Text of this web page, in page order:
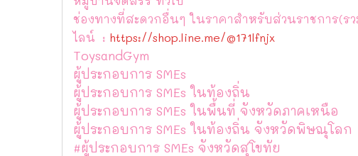
ช่องทางที่สะดวกอื่นๆ ในราคาสำหรับส่วนราชการ(ร
ไลน์ : https://shop.line.me/@171lfnjx
ToysandGym
ผู้ประกอบการ SMEs
ผู้ประกอบการ SMEs ในท้องถิ่น
ผู้ประกอบการ SMEs ในพื้นที่ จังหวัดภาคเหนือ
ผู้ประกอบการ SMEs ในท้องถิ่น จังหวัดพิษณุโลก
#ผู้ประกอบการ SMEs จังหวัดสุโขทัย